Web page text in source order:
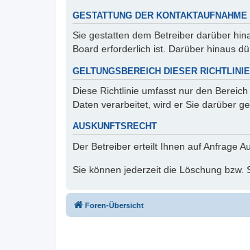
GESTATTUNG DER KONTAKTAUFNAHME
Sie gestatten dem Betreiber darüber
Board erforderlich ist. Darüber hinaus
GELTUNGSBEREICH DIESER RICHTLINIE
Diese Richtlinie umfasst nur den
Daten verarbeitet, wird er Sie darüber
AUSKUNFTSRECHT
Der Betreiber erteilt Ihnen auf Anfrage
Sie können jederzeit die Löschung
Foren-Übersicht